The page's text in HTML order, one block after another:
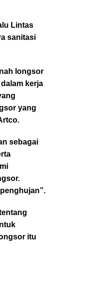
Lintas
sanitasi
longsor
kerja
yang
sebagai
itu